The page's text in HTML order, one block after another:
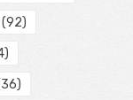
(92)